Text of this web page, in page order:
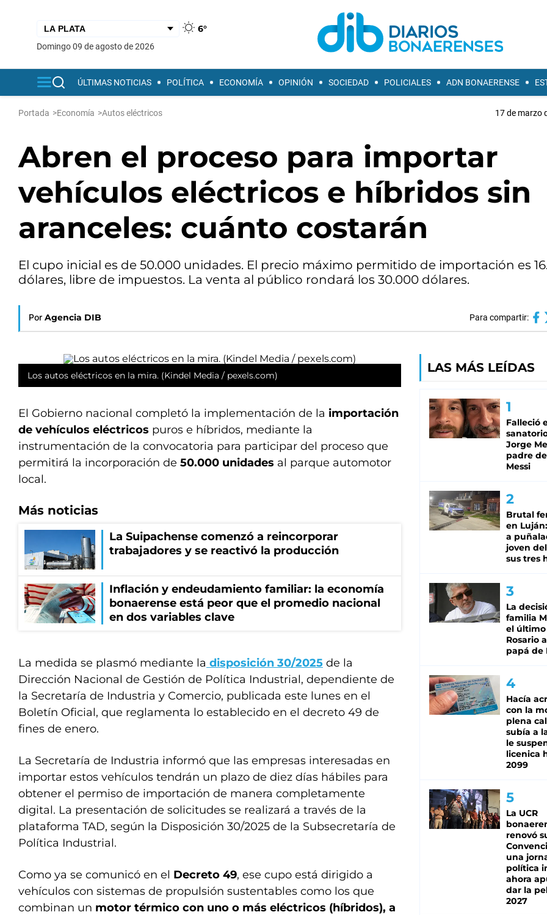
6°
domingo 09 de agosto de 2026
ÚLTIMAS NOTICIAS POLÍTICA ECONOMÍA OPINIÓN SOCIEDAD POLICIALES ADN BONAERENSE
Portada >Economía >Autos eléctricos 17 de marzo
Abren el proceso para importar
vehículos eléctricos e híbridos sin
aranceles: cuánto costarán
El cupo inicial es de 50.000 unidades. El precio máximo permitido de importación es
dólares, libre de impuestos. La venta al público rondará los 30.000 dólares.
Por Agencia DIB Para compartir:
Los autos eléctricos en la mira. (Kindel Media / pexels.com)
El Gobierno nacional completó la implementación de la importación
de vehículos eléctricos puros e híbridos, mediante la
instrumentación de la convocatoria para participar del proceso que
permitirá la incorporación de 50.000 unidades al parque automotor
local.
Más noticias
La Suipachense comenzó a reincorporar
trabajadores y se reactivó la producción
Inflación y endeudamiento familiar: la economía
bonaerense está peor que el promedio nacional
en dos variables clave
La medida se plasmó mediante la disposición 30/2025 de la
Dirección Nacional de Gestión de Política Industrial, dependiente de
la Secretaría de Industria y Comercio, publicada este lunes en el
Boletín Oficial, que reglamenta lo establecido en el decreto 49 de
fines de enero.
La Secretaría de Industria informó que las empresas interesadas en
importar estos vehículos tendrán un plazo de diez días hábiles para
obtener el permiso de importación de manera completamente
digital. La presentación de solicitudes se realizará a través de la
plataforma TAD, según la Disposición 30/2025 de la Subsecretaría de
Política Industrial.
Como ya se comunicó en el Decreto 49, ese cupo está dirigido a
vehículos con sistemas de propulsión sustentables como los que
combinan un motor térmico con uno o más eléctricos (híbridos), a
LAS MÁS LEÍDAS
Falleció
Jorge
padre
Messi
Brutal
en
a
joven
sus tres
La
familia
el último
Rosario
papá de
Hacía
con la
plena
subía a
le
licenica
2099
La UCR
renovó
una
política
ahora
dar la
2027